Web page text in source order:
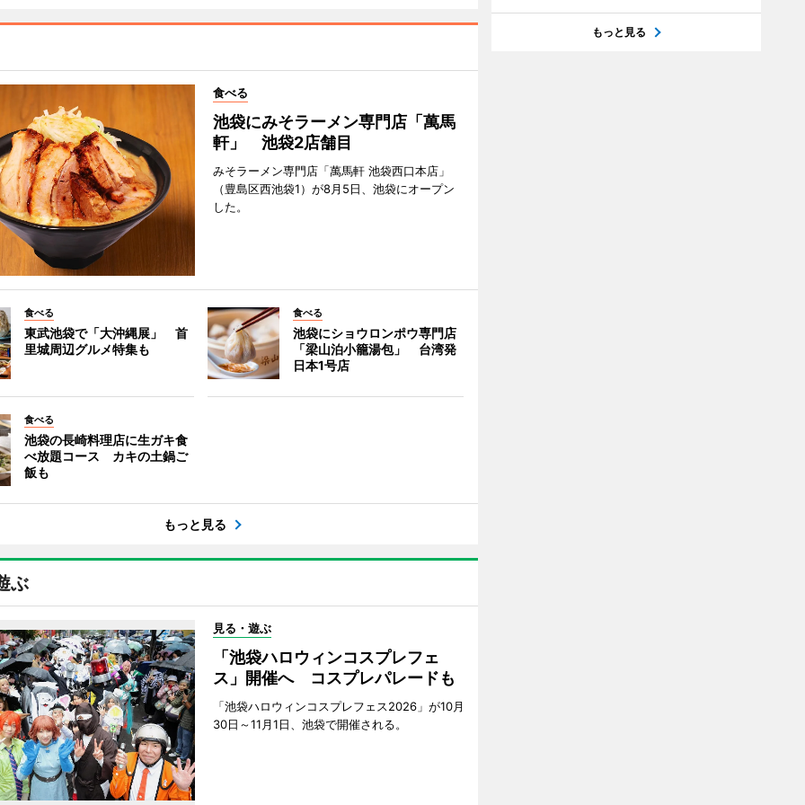
食べる
池袋にみそラーメン専門店「萬馬
軒」 池袋2店舗目
みそラーメン専門店「萬馬軒 池袋西口本店」
（豊島区西池袋1）が8月5日、池袋にオープン
した。
食べる
東武池袋で「大沖縄展」 首
里城周辺グルメ特集も
食べる
池袋にショウロンポウ専門店
「梁山泊小籠湯包」 台湾発
日本1号店
食べる
池袋の長崎料理店に生ガキ食
べ放題コース カキの土鍋ご
飯も
もっと見る
ぶ
見る・遊ぶ
「池袋ハロウィンコスプレフェ
ス」開催へ コスプレパレードも
「池袋ハロウィンコスプレフェス2026」が10月
30日～11月1日、池袋で開催される。
もっと見る